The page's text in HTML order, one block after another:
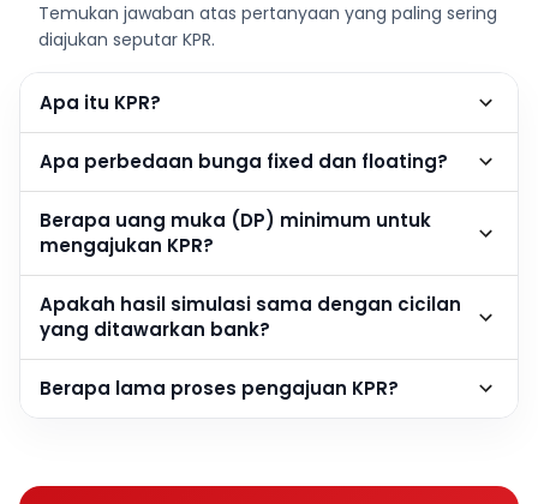
Temukan jawaban atas pertanyaan yang paling sering
diajukan seputar KPR.
Apa itu KPR?
Apa perbedaan bunga fixed dan floating?
Berapa uang muka (DP) minimum untuk
mengajukan KPR?
Apakah hasil simulasi sama dengan cicilan
yang ditawarkan bank?
Berapa lama proses pengajuan KPR?